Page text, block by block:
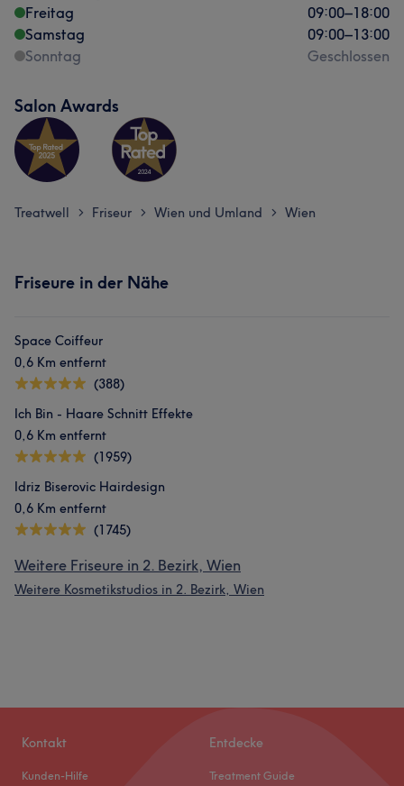
Freitag
09:00–18:00
Samstag
09:00–13:00
Sonntag
Geschlossen
Salon Awards
Treatwell > Friseur > Wien und Umland > Wien
Friseure in der Nähe
Space Coiffeur
0,6 Km entfernt
(388)
Ich Bin - Haare Schnitt Effekte
0,6 Km entfernt
(1959)
Idriz Biserovic Hairdesign
0,6 Km entfernt
(1745)
Weitere Friseure in 2. Bezirk, Wien
Weitere Kosmetikstudios in 2. Bezirk, Wien
Kontakt
Kunden-Hilfe
Entdecke
Treatment Guide